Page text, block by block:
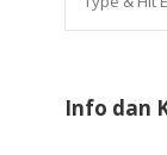
Info dan